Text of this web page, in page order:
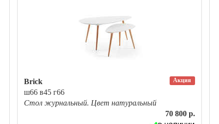
Акция
Brick
ш66 в45 г66
Стол журнальный. Цвет натуральный
70 800 р.